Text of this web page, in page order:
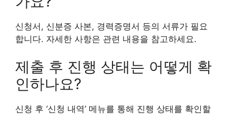
신청서, 신분증 사본, 경력증명서 등의 서류가 필요
합니다. 자세한 사항은 관련 내용을 참고하세요.
제출 후 진행 상태는 어떻게 확
인하나요?
신청 후 ‘신청 내역’ 메뉴를 통해 진행 상태를 확인할